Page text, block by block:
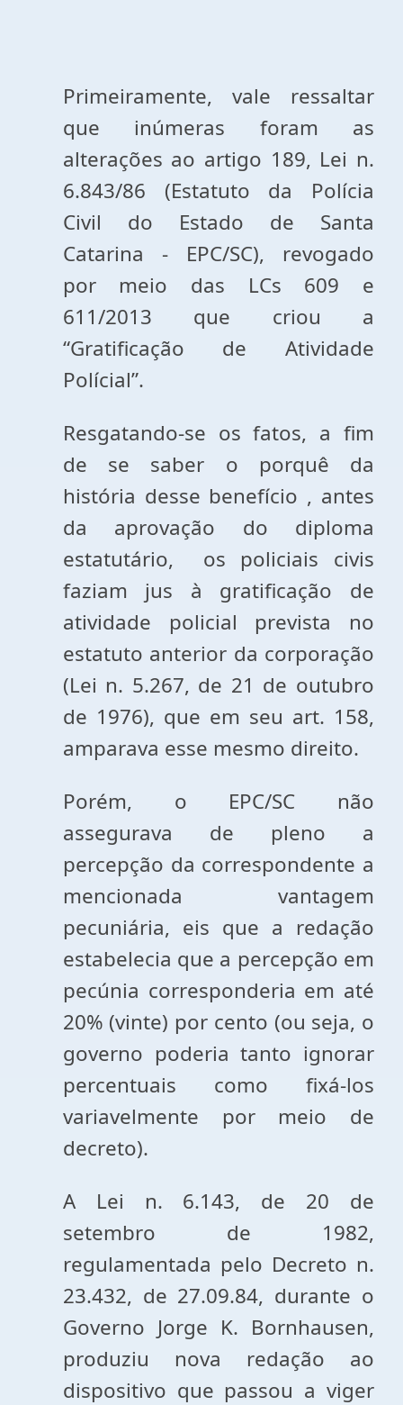
Primeiramente, vale ressaltar
que inúmeras foram as
alterações ao artigo 189, Lei n.
6.843/86 (Estatuto da Polícia
Civil do Estado de Santa
Catarina - EPC/SC), revogado
por meio das LCs 609 e
611/2013 que criou a
“Gratificação de Atividade
Polícial”.
Resgatando-se os fatos, a fim
de se saber o porquê da
história desse benefício , antes
da aprovação do diploma
estatutário, os policiais civis
faziam jus à gratificação de
atividade policial prevista no
estatuto anterior da corporação
(Lei n. 5.267, de 21 de outubro
de 1976), que em seu art. 158,
amparava esse mesmo direito.
Porém, o EPC/SC não
assegurava de pleno a
percepção da correspondente a
mencionada vantagem
pecuniária, eis que a redação
estabelecia que a percepção em
pecúnia corresponderia em até
20% (vinte) por cento (ou seja, o
governo poderia tanto ignorar
percentuais como fixá-los
variavelmente por meio de
decreto).
A Lei n. 6.143, de 20 de
setembro de 1982,
regulamentada pelo Decreto n.
23.432, de 27.09.84, durante o
Governo Jorge K. Bornhausen,
produziu nova redação ao
dispositivo que passou a viger